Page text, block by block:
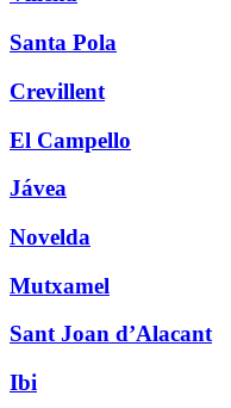
Santa Pola
Crevillent
El Campello
Jávea
Novelda
Mutxamel
Sant Joan d’Alacant
Ibi